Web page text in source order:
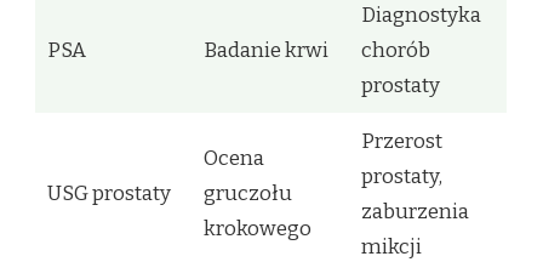
PSA Badanie krwi
Diagnostyka
chorób
prostaty
USG prostaty
Ocena
gruczołu
krokowego
Przerost
prostaty,
zaburzenia
mikcji